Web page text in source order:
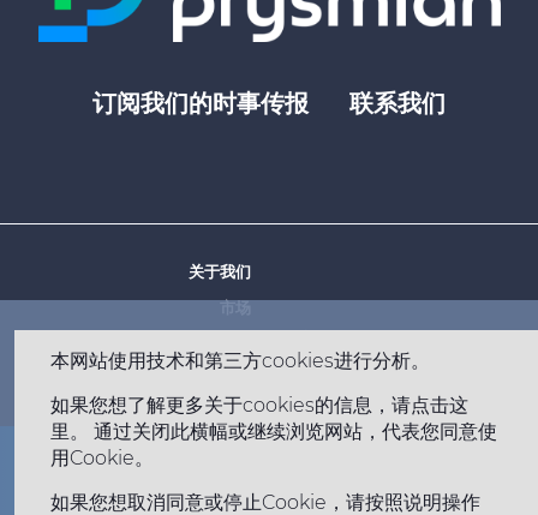
Footer
Prysmian
订阅我们的时事传报 联系我们
Footer
menu
-
Prysmian
关于我们
市场
分享价格 €- MILANO,
Footer
网站地图
Copyright © 2026 All rights reserved
本网站使用技术和第三方cookies进行分析。
如果您想了解更多关于cookies的信息，请点击这
里。 通过关闭此横幅或继续浏览网站，代表您同意使
用Cookie。
如果您想取消同意或停止Cookie，请按照说明操作